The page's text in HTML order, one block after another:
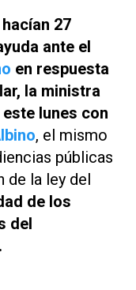
27
ante el
en respuesta
la ministra
lunes con
, el mismo
públicas
de la ley del
de los
del